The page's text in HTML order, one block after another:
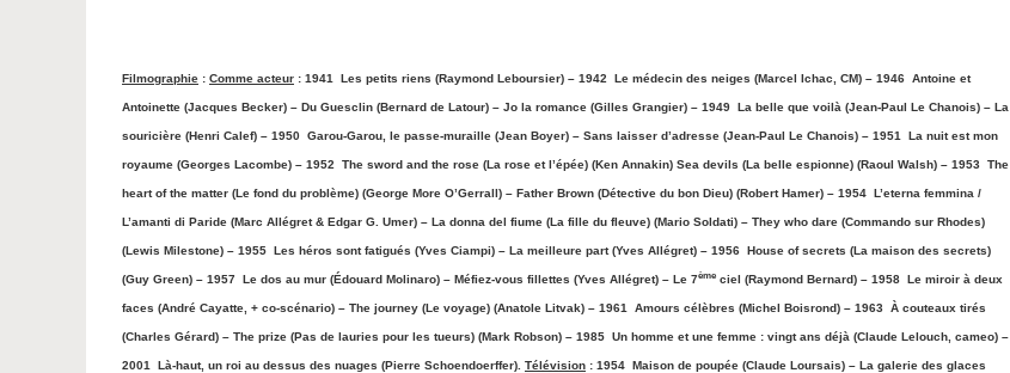
Filmographie : Comme acteur : 1941 Les petits riens (Raymond Leboursier) – 1942 Le médecin des neiges (Marcel Ichac, CM) – 1946 Antoine et
Antoinette (Jacques Becker) – Du Guesclin (Bernard de Latour) – Jo la romance (Gilles Grangier) – 1949 La belle que voilà (Jean-Paul Le Chanois) – La
souricière (Henri Calef) – 1950 Garou-Garou, le passe-muraille (Jean Boyer) – Sans laisser d’adresse (Jean-Paul Le Chanois) – 1951 La nuit est mon
royaume (Georges Lacombe) – 1952 The sword and the rose (La rose et l’épée) (Ken Annakin) Sea devils (La belle espionne) (Raoul Walsh) – 1953 The
heart of the matter (Le fond du problème) (George More O’Gerrall) – Father Brown (Détective du bon Dieu) (Robert Hamer) – 1954 L’eterna femmina /
L’amanti di Paride (Marc Allégret & Edgar G. Umer) – La donna del fiume (La fille du fleuve) (Mario Soldati) – They who dare (Commando sur Rhodes)
(Lewis Milestone) – 1955 Les héros sont fatigués (Yves Ciampi) – La meilleure part (Yves Allégret) – 1956 House of secrets (La maison des secrets)
(Guy Green) – 1957 Le dos au mur (Édouard Molinaro) – Méfiez-vous fillettes (Yves Allégret) – Le 7ème ciel (Raymond Bernard) – 1958 Le miroir à deux
faces (André Cayatte, + co-scénario) – The journey (Le voyage) (Anatole Litvak) – 1961 Amours célèbres (Michel Boisrond) – 1963 À couteaux tirés
(Charles Gérard) – The prize (Pas de lauries pour les tueurs) (Mark Robson) – 1985 Un homme et une femme : vingt ans déjà (Claude Lelouch, cameo) –
2001 Là-haut, un roi au dessus des nuages (Pierre Schoendoerffer). Télévision : 1954 Maison de poupée (Claude Loursais) – La galerie des glaces